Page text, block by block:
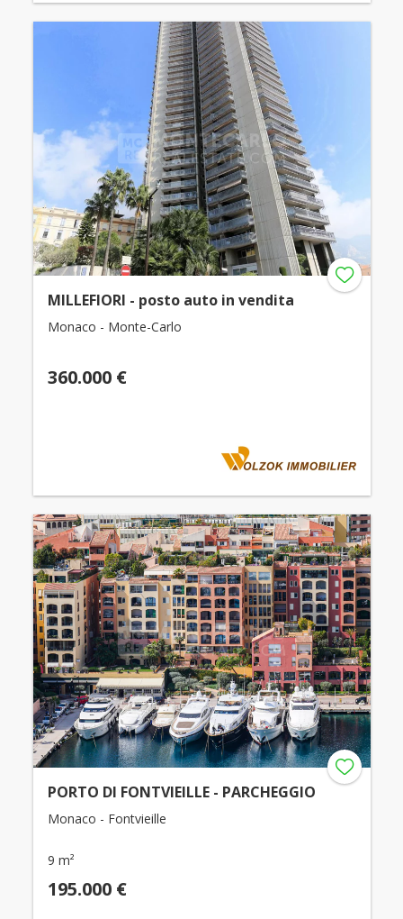
MILLEFIORI - posto auto in vendita
Monaco - Monte-Carlo
360.000 €
PORTO DI FONTVIEILLE - PARCHEGGIO
Monaco - Fontvieille
9 m²
195.000 €